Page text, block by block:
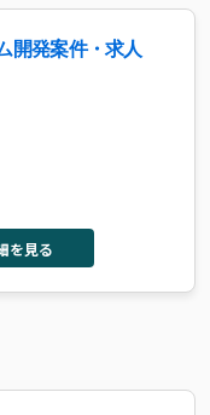
開発案件・求人
を見る